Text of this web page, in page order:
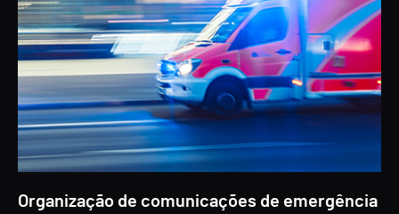
Organização de comunicações de emergência